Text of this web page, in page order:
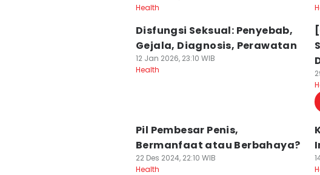
Health
Disfungsi Seksual: Penyebab,
Gejala, Diagnosis, Perawatan
12 Jan 2026, 23:10 WIB
Health
Pil Pembesar Penis,
Bermanfaat atau Berbahaya?
22 Des 2024, 22:10 WIB
Health